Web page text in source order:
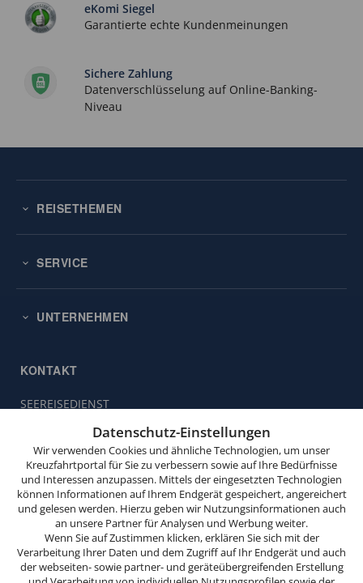
eKomi Siegel
Garantierte echte Kundenmeinungen
Sichere Zahlung
Datenverschlüsselung auf Online-Banking-
Niveau
REISETHEMEN
SERVICE
UNTERNEHMEN
KONTAKT
SEEREISEDIENST
47119 Duisburg
Buchungsservice:0203 / 30 98 00
(Mo. bis Fr. von 9.00 bis 18.00 Uhr,
Sa. von 10.00 bis 15.00 Uhr,
So. von 10.00 bis 13.00 Uhr,
außer feiertags)
info@seereisedienst.de
Diese
verwendet
Cookies.
Wenn
Sie
weitersurfen,
stimmen
Sie
der
Datenschutz-Einstellungen
Wir verwenden Cookies und ähnliche Technologien, um unser
Kreuzfahrtportal für Sie zu verbessern sowie auf Ihre Bedürfnisse
und Interessen anzupassen. Mittels der eingesetzten Technologien
können Informationen auf Ihrem Endgerät gespeichert, angereichert
und gelesen werden. Hierzu geben wir Nutzungsinformationen auch
an unsere Partner für Analysen und Werbung weiter.
Wenn Sie auf Zustimmen klicken, erklären Sie sich mit der
Verarbeitung Ihrer Daten und dem Zugriff auf Ihr Endgerät und auch
der webseiten- sowie partner- und geräteübergreifenden Erstellung